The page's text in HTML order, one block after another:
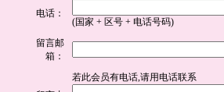
电话：
(国家 + 区号 + 电话号码)
留言邮
箱：
若此会员有电话,请用电话联系